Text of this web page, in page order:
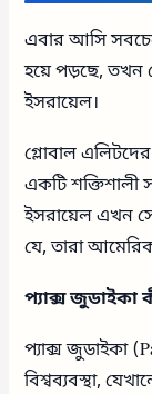
এবার আসি
হয়ে পড়ছে, তখন
ইসরায়েল।
গ্লোবাল
একটি শক্তিশালী
ইসরায়েল এখন
যে, তারা
প্যাক্স জুডাইকা
প্যাক্স জুডাইকা
বিশ্বব্যবস্থা,